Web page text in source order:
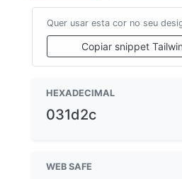
Quer usar esta cor no seu
Copiar snippet
HEXADECIMAL
031d2c
WEB SAFE